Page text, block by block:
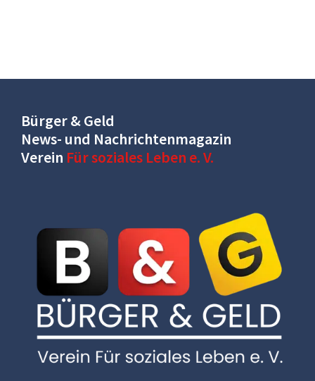
Bürger & Geld
News- und Nachrichtenmagazin
Verein Für soziales Leben e. V.